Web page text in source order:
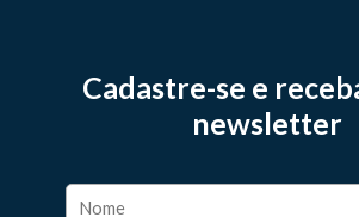
Cadastre-se e
newsletter